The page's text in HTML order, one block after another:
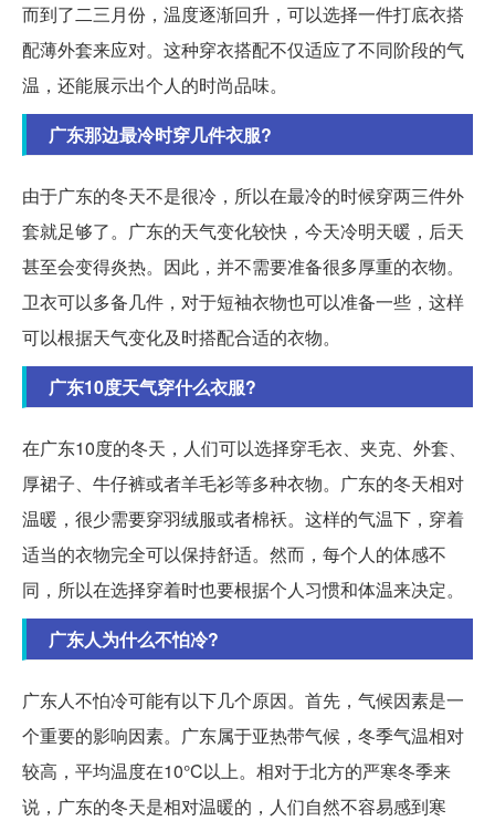
而到了二三月份，温度逐渐回升，可以选择一件打底衣搭
配薄外套来应对。这种穿衣搭配不仅适应了不同阶段的气
温，还能展示出个人的时尚品味。
广东那边最冷时穿几件衣服?
由于广东的冬天不是很冷，所以在最冷的时候穿两三件外
套就足够了。广东的天气变化较快，今天冷明天暖，后天
甚至会变得炎热。因此，并不需要准备很多厚重的衣物。
卫衣可以多备几件，对于短袖衣物也可以准备一些，这样
可以根据天气变化及时搭配合适的衣物。
广东10度天气穿什么衣服?
在广东10度的冬天，人们可以选择穿毛衣、夹克、外套、
厚裙子、牛仔裤或者羊毛衫等多种衣物。广东的冬天相对
温暖，很少需要穿羽绒服或者棉袄。这样的气温下，穿着
适当的衣物完全可以保持舒适。然而，每个人的体感不
同，所以在选择穿着时也要根据个人习惯和体温来决定。
广东人为什么不怕冷?
广东人不怕冷可能有以下几个原因。首先，气候因素是一
个重要的影响因素。广东属于亚热带气候，冬季气温相对
较高，平均温度在10°C以上。相对于北方的严寒冬季来
说，广东的冬天是相对温暖的，人们自然不容易感到寒